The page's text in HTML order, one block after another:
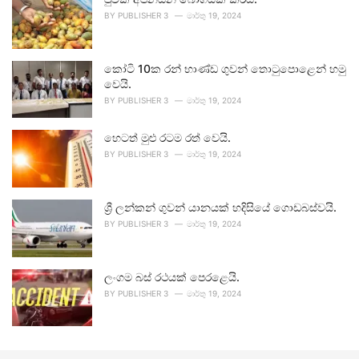
BY PUBLISHER 3 මාර්තු 19, 2024
කෝටි 10ක රන් භාණ්ඩ ගුවන් තොටුපොළෙන් හමු
වෙයි.
BY PUBLISHER 3 මාර්තු 19, 2024
හෙටත් මුළු රටම රත් වෙයි.
BY PUBLISHER 3 මාර්තු 19, 2024
ශ්‍රී ලන්කන් ගුවන් යානයක් හදිසියේ ගොඩබස්වයි.
BY PUBLISHER 3 මාර්තු 19, 2024
ලංගම බස් රථයක් පෙරළෙයි.
BY PUBLISHER 3 මාර්තු 19, 2024